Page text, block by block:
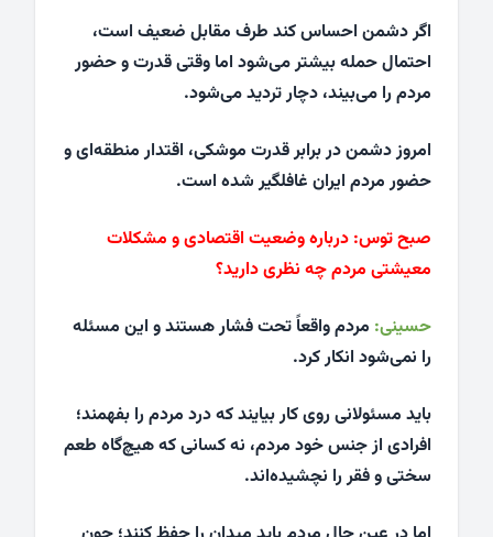
اگر دشمن احساس کند طرف مقابل ضعیف است،
احتمال حمله بیشتر می‌شود اما وقتی قدرت و حضور
مردم را می‌بیند، دچار تردید می‌شود.
امروز دشمن در برابر قدرت موشکی، اقتدار منطقه‌ای و
حضور مردم ایران غافلگیر شده است.
صبح توس: درباره وضعیت اقتصادی و مشکلات
معیشتی مردم چه نظری دارید؟
حسینی: مردم واقعاً تحت فشار هستند و این مسئله
را نمی‌شود انکار کرد.
باید مسئولانی روی کار بیایند که درد مردم را بفهمند؛
افرادی از جنس خود مردم، نه کسانی که هیچ‌گاه طعم
سختی و فقر را نچشیده‌اند.